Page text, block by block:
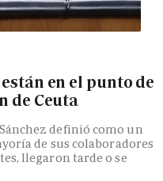
en el punto de
de Ceuta
definió como un
de sus colaboradores
llegaron tarde o se